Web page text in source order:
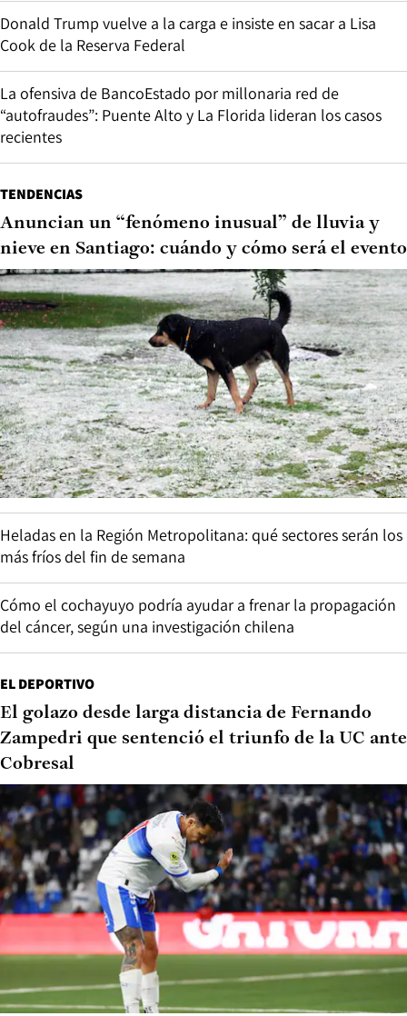
Donald Trump vuelve a la carga e insiste en sacar a Lisa
Cook de la Reserva Federal
La ofensiva de BancoEstado por millonaria red de
“autofraudes”: Puente Alto y La Florida lideran los casos
recientes
TENDENCIAS
Anuncian un “fenómeno inusual” de lluvia y
nieve en Santiago: cuándo y cómo será el evento
Heladas en la Región Metropolitana: qué sectores serán los
más fríos del fin de semana
Cómo el cochayuyo podría ayudar a frenar la propagación
del cáncer, según una investigación chilena
EL DEPORTIVO
El golazo desde larga distancia de Fernando
Zampedri que sentenció el triunfo de la UC ante
Cobresal